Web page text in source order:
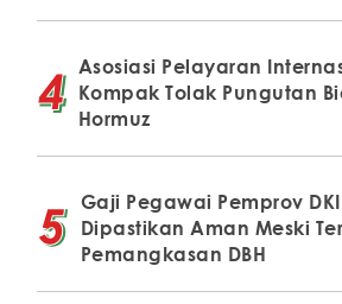
Asosiasi Pelayaran
Kompak Tolak Pungutan
Hormuz
Gaji Pegawai Pemprov
Dipastikan Aman Meski
Pemangkasan DBH